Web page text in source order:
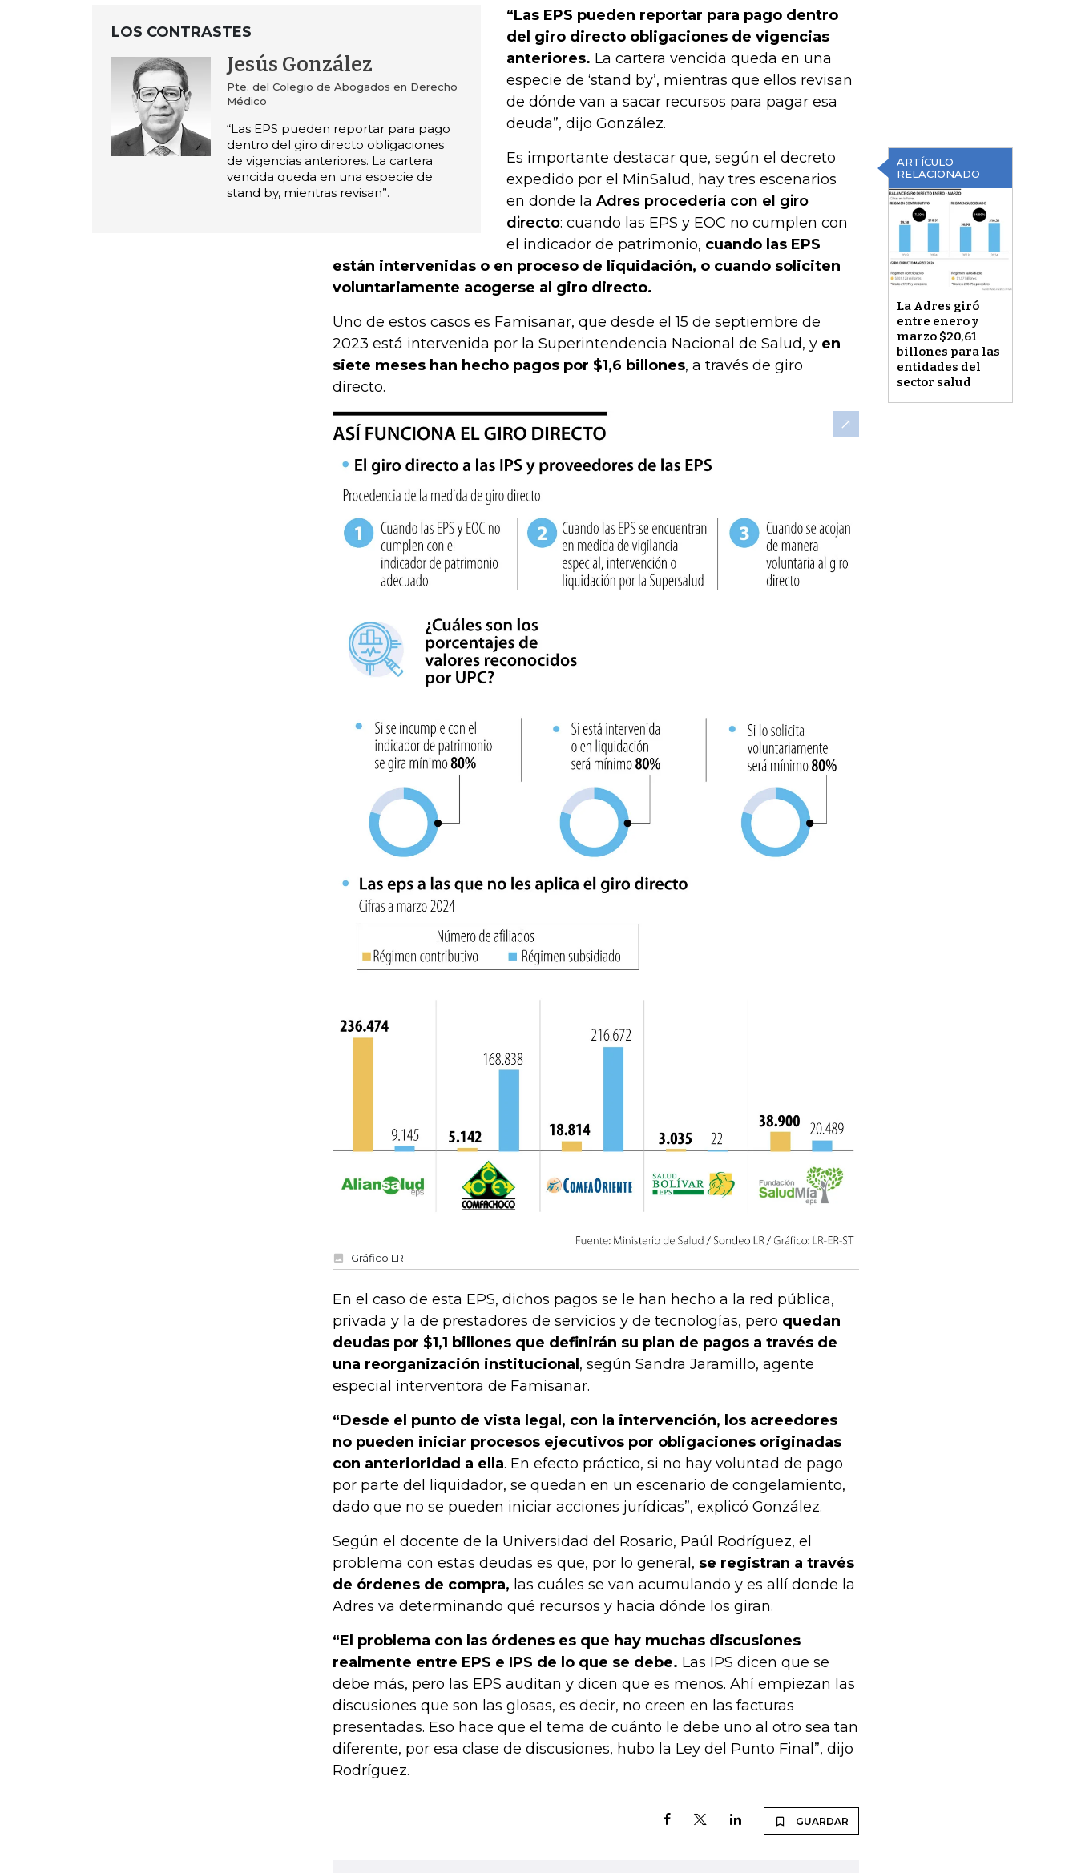
LOS CONTRASTES
Jesús González
Pte. del Colegio de Abogados en Derecho
Médico
“Las EPS pueden reportar para pago
dentro del giro directo obligaciones
de vigencias anteriores. La cartera
vencida queda en una especie de
stand by, mientras revisan”.
“Las EPS pueden reportar para pago dentro
del giro directo obligaciones de vigencias
anteriores. La cartera vencida queda en una
especie de ‘stand by’, mientras que ellos revisan
de dónde van a sacar recursos para pagar esa
deuda”, dijo González.
ARTÍCULO
RELACIONADO
La Adres giró
entre enero y
marzo $20,61
billones para las
entidades del
sector salud
Es importante destacar que, según el decreto
expedido por el MinSalud, hay tres escenarios
en donde la Adres procedería con el giro
directo: cuando las EPS y EOC no cumplen con
el indicador de patrimonio, cuando las EPS
están intervenidas o en proceso de liquidación, o cuando soliciten
voluntariamente acogerse al giro directo.
Uno de estos casos es Famisanar, que desde el 15 de septiembre de
2023 está intervenida por la Superintendencia Nacional de Salud, y en
siete meses han hecho pagos por $1,6 billones, a través de giro
directo.
Gráfico LR
En el caso de esta EPS, dichos pagos se le han hecho a la red pública,
privada y la de prestadores de servicios y de tecnologías, pero quedan
deudas por $1,1 billones que definirán su plan de pagos a través de
una reorganización institucional , según Sandra Jaramillo, agente
especial interventora de Famisanar.
“Desde el punto de vista legal, con la intervención, los acreedores
no pueden iniciar procesos ejecutivos por obligaciones originadas
con anterioridad a ella. En efecto práctico, si no hay voluntad de pago
por parte del liquidador, se quedan en un escenario de congelamiento,
dado que no se pueden iniciar acciones jurídicas”, explicó González.
Según el docente de la Universidad del Rosario, Paúl Rodríguez, el
problema con estas deudas es que, por lo general, se registran a través
de órdenes de compra, las cuáles se van acumulando y es allí donde la
Adres va determinando qué recursos y hacia dónde los giran.
“El problema con las órdenes es que hay muchas discusiones
realmente entre EPS e IPS de lo que se debe. Las IPS dicen que se
debe más, pero las EPS auditan y dicen que es menos. Ahí empiezan las
discusiones que son las glosas, es decir, no creen en las facturas
presentadas. Eso hace que el tema de cuánto le debe uno al otro sea tan
diferente, por esa clase de discusiones, hubo la Ley del Punto Final”, dijo
Rodríguez.
GUARDAR